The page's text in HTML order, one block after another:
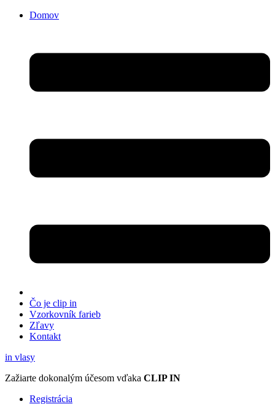
Domov
Čo je clip in
Vzorkovník farieb
Zľavy
Kontakt
in vlasy
Zažiarte dokonalým účesom vďaka CLIP IN
Registrácia